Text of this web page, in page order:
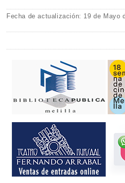
Fecha de actualización: 19 de Mayo